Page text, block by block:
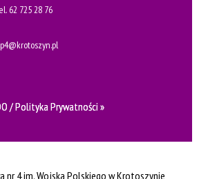
62 725 28 76
/ Polityka Prywatności »
nr 4 im. Wojska Polskiego w Krotoszynie